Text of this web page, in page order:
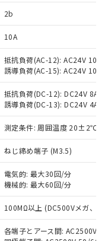
2b
10A
抵抗負荷(AC-12): AC24V 10A/
誘導負荷(AC-15): AC24V
抵抗負荷(DC-12): DC24V 8A/
誘導負荷(DC-13): DC24V 4A/
測定条件: 周囲温度 20±2℃、
ねじ締め端子 (M3.5)
電気的: 最大30回/分
機械的: 最大60回/分
100MΩ以上 (DC500Vメガ、点
各端子とアース間: AC2500V
、同意のうえ
機器事業取扱
び標準価格
だくもので
品の中には、
る商品もある
照会結果は、
での社内デー
のであり、閲
あることをご
質）の非含
予定のある
（10物質）の
応品を出す予
（10物質）の
たは確認中の
無形物で、有
です。
部品として
た場合などや
す。
以下、 カド
リ臭化ビフェニル
中国RoHSの
ます。
中国RoHSの
します。
部門へお問
のうち、外国
定める商品
いう）を輸出
場合は、日本
役務取引許
な手続きを